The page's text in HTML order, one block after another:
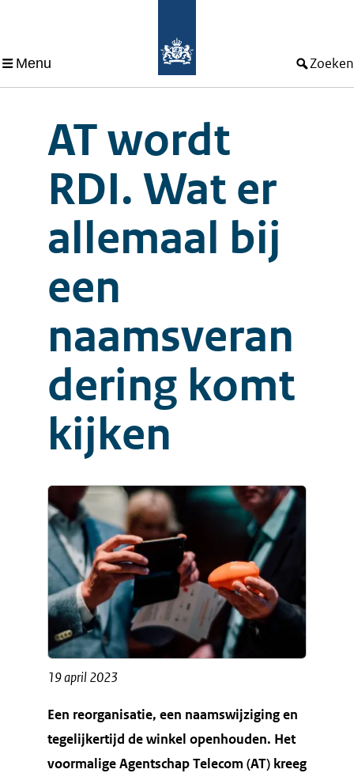
Menu Zoeken
AT wordt
RDI. Wat er
allemaal bij
een
naamsveran
dering komt
kijken
19 april 2023
Een reorganisatie, een naamswijziging en
tegelijkertijd de winkel openhouden. Het
voormalige Agentschap Telecom (AT) kreeg